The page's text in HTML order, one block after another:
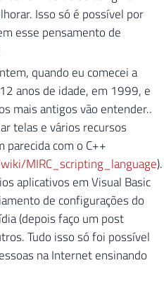
Isso só é possível por
esse pensamento de
quando eu comecei a
anos de idade, em 1999, e
mais antigos vão entender..
telas e vários recursos
com o C++
MIRC_scripting_language).
aplicativos em Visual Basic
de configurações do
(depois faço um post
Tudo isso só foi possível
na Internet ensinando